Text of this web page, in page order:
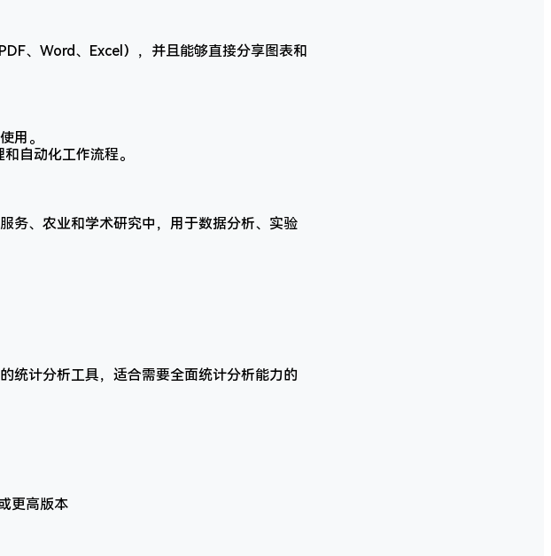
、Word、Excel），并且能够直接分享图表和
用。
自动化工作流程。
务、农业和学术研究中，用于数据分析、实验
统计分析工具，适合需要全面统计分析能力的
更高版本